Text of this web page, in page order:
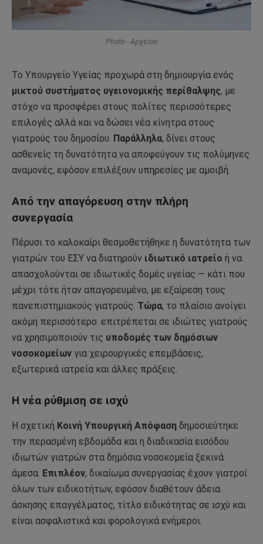
Photo - Αρχείου
Το Υπουργείο Υγείας προχωρά στη δημιουργία ενός
μικτού συστήματος υγειονομικής περίθαλψης, με
στόχο να προσφέρει στους πολίτες περισσότερες
επιλογές αλλά και να δώσει νέα κίνητρα στους
γιατρούς του δημοσίου. Παράλληλα, δίνει στους
ασθενείς τη δυνατότητα να αποφεύγουν τις πολύμηνες
αναμονές, εφόσον επιλέξουν υπηρεσίες με αμοιβή.
Από την απαγόρευση στην πλήρη
συνεργασία
Πέρυσι το καλοκαίρι θεσμοθετήθηκε η δυνατότητα των
γιατρών του ΕΣΥ να διατηρούν ιδιωτικό ιατρείο ή να
απασχολούνται σε ιδιωτικές δομές υγείας — κάτι που
μέχρι τότε ήταν απαγορευμένο, με εξαίρεση τους
πανεπιστημιακούς γιατρούς. Τώρα, το πλαίσιο ανοίγει
ακόμη περισσότερο: επιτρέπεται σε ιδιώτες γιατρούς
να χρησιμοποιούν τις υποδομές των δημόσιων
νοσοκομείων για χειρουργικές επεμβάσεις,
εξωτερικά ιατρεία και άλλες πράξεις.
Η νέα ρύθμιση σε ισχύ
Η σχετική Κοινή Υπουργική Απόφαση δημοσιεύτηκε
την περασμένη εβδομάδα και η διαδικασία εισόδου
ιδιωτών γιατρών στα δημόσια νοσοκομεία ξεκινά
άμεσα. Επιπλέον, δικαίωμα συνεργασίας έχουν γιατροί
όλων των ειδικοτήτων, εφόσον διαθέτουν άδεια
άσκησης επαγγέλματος, τίτλο ειδικότητας σε ισχύ και
είναι ασφαλιστικά και φορολογικά ενήμεροι.